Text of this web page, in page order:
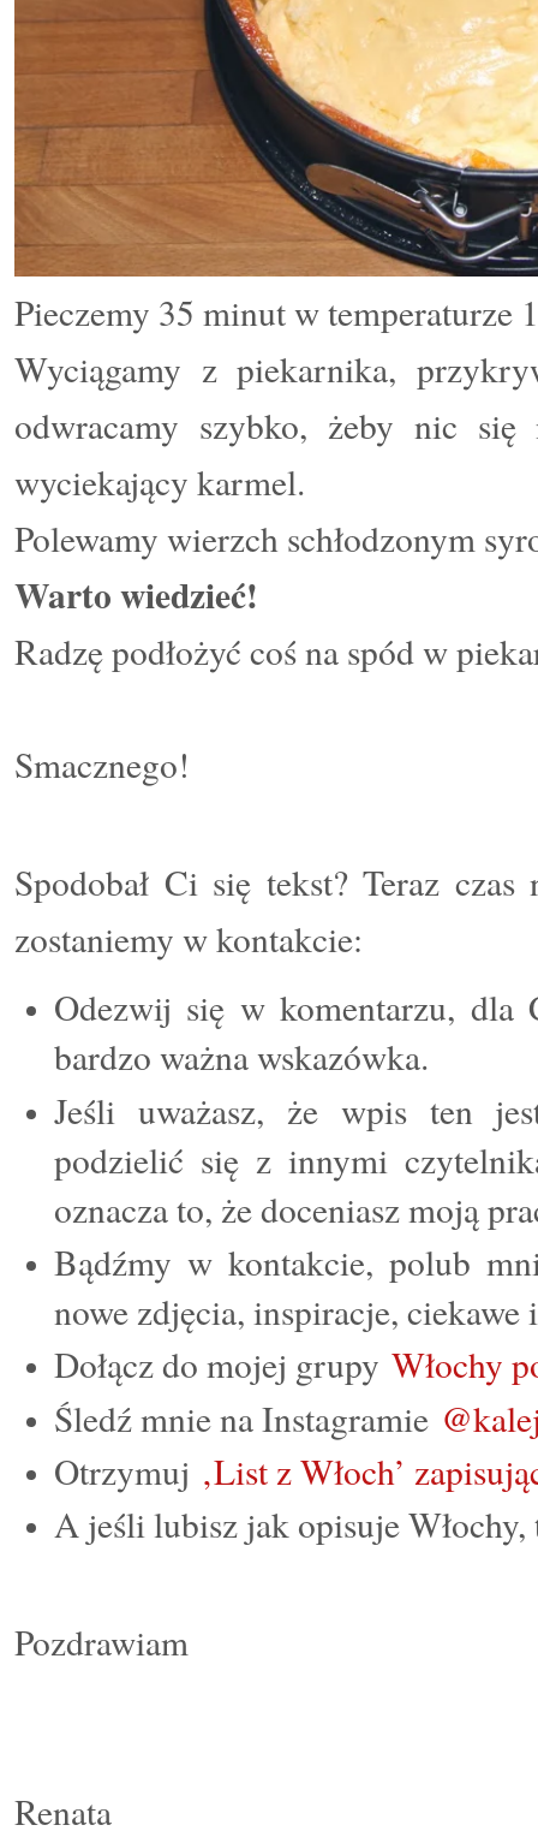
Pieczemy 35 minut w temperaturze
Wyciągamy z piekarnika,
odwracamy szybko, żeby nic się
wyciekający karmel.
Polewamy wierzch schłodzonym
Warto wiedzieć!
Radzę podłożyć coś na spód w
Smacznego!
Spodobał Ci się tekst? Teraz
zostaniemy w kontakcie:
Odezwij się w komentarzu,
bardzo ważna wskazówka.
Jeśli uważasz, że wpis ten
podzielić się z innymi
oznacza to, że doceniasz moją
Bądźmy w kontakcie, polub
nowe zdjęcia, inspiracje,
Dołącz do mojej grupy Włochy
Śledź mnie na Instagramie
Otrzymuj ‚List z Włoch’
A jeśli lubisz jak opisuje
Pozdrawiam
Renata